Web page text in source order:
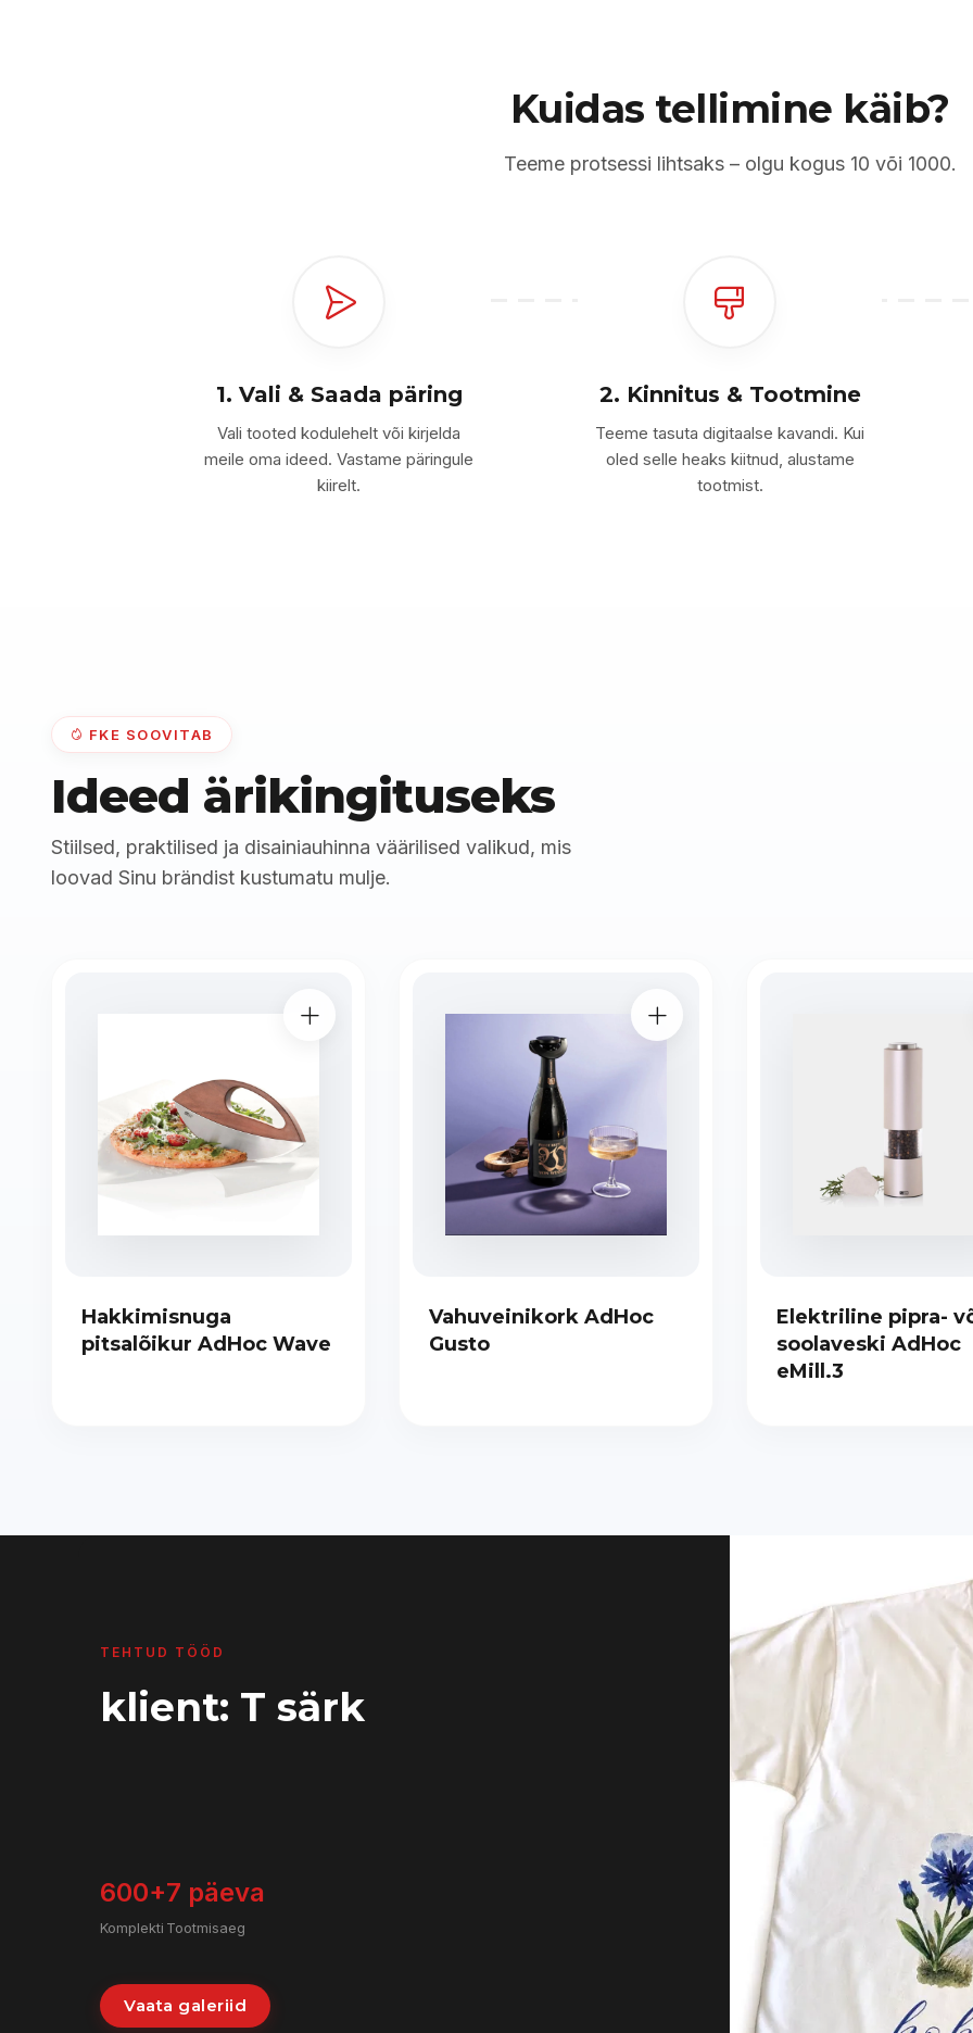
Kuidas tellimine käib?
Teeme protsessi lihtsaks – olgu kogus 10 või 1000.
1. Vali & Saada päring
Vali tooted kodulehelt või kirjelda
meile oma ideed. Vastame päringule
kiirelt.
2. Kinnitus & Tootmine
Teeme tasuta digitaalse kavandi. Kui
oled selle heaks kiitnud, alustame
tootmist.
FKE SOOVITAB
Ideed ärikingituseks
Stiilsed, praktilised ja disainiauhinna väärilised valikud, mis
loovad Sinu brändist kustumatu mulje.
Hakkimisnuga
pitsalõikur AdHoc Wave
Vahuveinikork AdHoc
Gusto
Elektriline pipra-
soolaveski AdHoc
eMill.3
TEHTUD TÖÖD
Penosil: kruus
300+
Komplekti
5 päeva
Tootmisaeg
Vaata galeriid
TEHTUD TÖÖD
klient: T särk
600+
Komplekti
7 päeva
Tootmisaeg
Vaata galeriid